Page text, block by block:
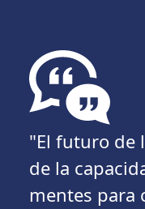
"El futuro de
de la
mentes para